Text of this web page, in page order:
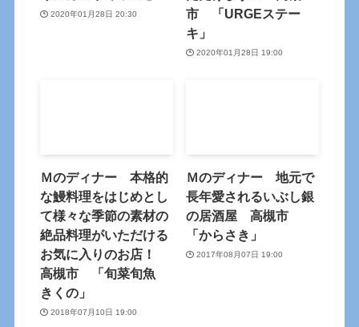
2020年01月28日 20:30
市 「URGEステー
キ」
2020年01月28日 19:00
Ｍのディナー 本格的
な鰻料理をはじめとし
て様々な季節の素材の
絶品料理がいただける
お気に入りのお店！
高槻市 「旬菜旬魚
きくの」
2018年07月10日 19:00
Ｍのディナー 地元で
長年愛されるいぶし銀
の居酒屋 高槻市
「からさき」
2017年08月07日 19:00